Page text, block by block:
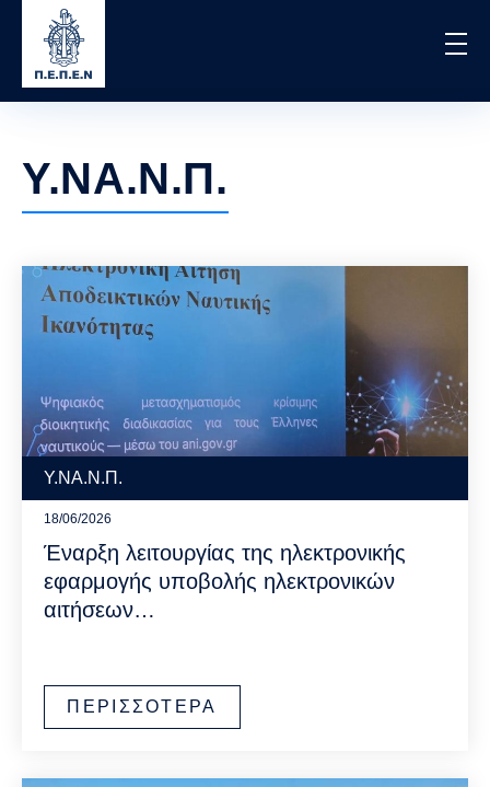
content
Υ.ΝΑ.Ν.Π.
Υ.ΝΑ.Ν.Π.
18/06/2026
Έναρξη λειτουργίας της ηλεκτρονικής
εφαρμογής υποβολής ηλεκτρονικών
αιτήσεων…
ΠΕΡΙΣΣΟΤΕΡΑ